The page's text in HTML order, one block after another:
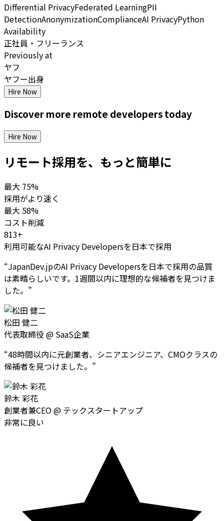
Differential PrivacyFederated LearningPII
DetectionAnonymizationComplianceAI PrivacyPython
Availability
正社員・フリーランス
Previously at
ヤフ
ヤフー出身
Hire Now
Discover more remote developerstoday
Hire Now
リモート採用を、もっと簡単に
最大 75%
採用がより速く
最大 58%
コスト削減
813+
利用可能なAI Privacy Developersを日本で採用
“JapanDev.jpのAI Privacy Developersを日本で採用の品質
は素晴らしいです。1週間以内に理想的な候補者を見つけま
した。 ”
松田 健二
代表取締役 @ SaaS企業
“48時間以内に元創業者、シニアエンジニア、CMOクラスの
候補者を見つけました。 ”
鈴木 彩花
創業者兼CEO@ テックスタートアップ
非常に良い